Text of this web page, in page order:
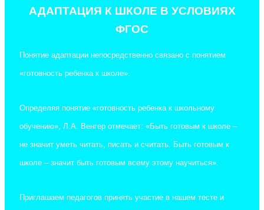
АДАПТАЦИЯ К ШКОЛЕ В УСЛОВИЯХ
ФГОС
Понятие адаптации непосредственно связано с понятием
«готовность ребенка к школе».
Определяя понятие «готовность ребенка к школьному
обучению», Л.А. Венгер отмечает: «Быть готовым к школе –
не значит уметь читать, писать и считать. Быть готовым к
школе – значит быть готовым всему этому научиться».
Приглашаем педагогов принять участие в нашем тесте и